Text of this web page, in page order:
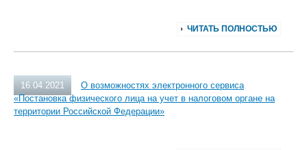
ЧИТАТЬ ПОЛНОСТЬЮ
16.04.2021
О возможностях электронного сервиса
«Постановка физического лица на учет в налоговом органе на
территории Российской Федерации»